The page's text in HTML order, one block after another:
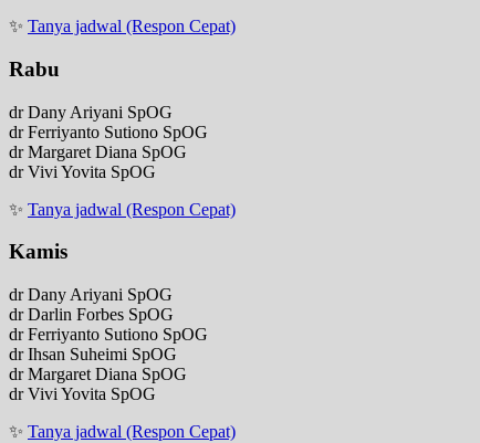
✨ Tanya jadwal (Respon Cepat)
Rabu
dr Dany Ariyani SpOG
dr Ferriyanto Sutiono SpOG
dr Margaret Diana SpOG
dr Vivi Yovita SpOG
✨ Tanya jadwal (Respon Cepat)
Kamis
dr Dany Ariyani SpOG
dr Darlin Forbes SpOG
dr Ferriyanto Sutiono SpOG
dr Ihsan Suheimi SpOG
dr Margaret Diana SpOG
dr Vivi Yovita SpOG
✨ Tanya jadwal (Respon Cepat)